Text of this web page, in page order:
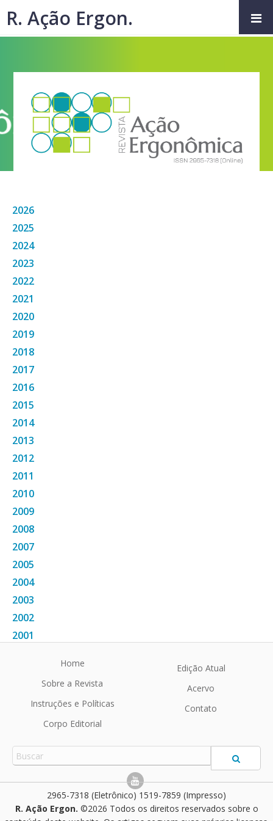
2026
2025
2024
2023
2022
2021
2020
2019
2018
2017
2016
2015
2014
2013
2012
2011
2010
2009
2008
2007
2005
2004
2003
2002
2001
Home
Sobre a Revista
Instruções e Políticas
Corpo Editorial
Edição Atual
Acervo
Contato
2965-7318 (Eletrônico) 1519-7859 (Impresso)
R. Ação Ergon. ©2026 Todos os direitos reservados sobre o
R. Ação Ergon.